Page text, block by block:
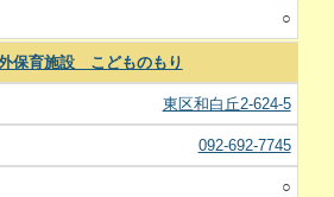
○
保育施設 こどものもり
東区和白丘2-624-5
092-692-7745
○